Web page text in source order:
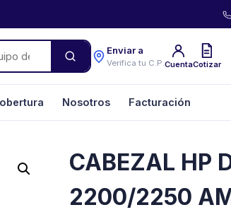
Enviar a
Verifica tu C.P.CuentaCotizar
Nosotros Facturación
CABEZAL HP
2200/2250